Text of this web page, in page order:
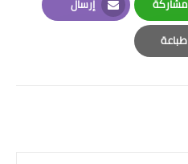
مشاركة
Whatsapp
إرسال
Email
طباعة
Print